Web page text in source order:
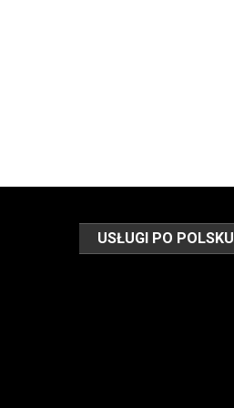
USŁUGI PO POLSKU